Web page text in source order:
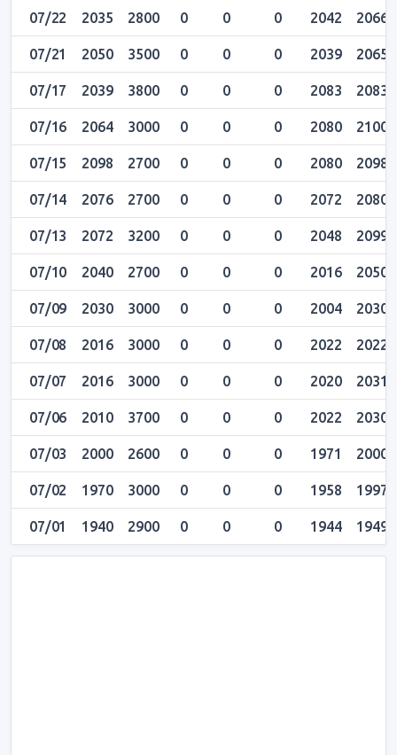
07/22 2035 2800 0 0 0 2042 2066
07/21 2050 3500 0 0 0 2039 2065
07/17 2039 3800 0 0 0 2083 2083
07/16 2064 3000 0 0 0 2080 2100
07/15 2098 2700 0 0 0 2080 2098
07/14 2076 2700 0 0 0 2072 2080
07/13 2072 3200 0 0 0 2048 2099
07/10 2040 2700 0 0 0 2016 2050
07/09 2030 3000 0 0 0 2004 2030
07/08 2016 3000 0 0 0 2022 2022
07/07 2016 3000 0 0 0 2020 2031
07/06 2010 3700 0 0 0 2022 2030
07/03 2000 2600 0 0 0 1971 2000
07/02 1970 3000 0 0 0 1958 1997
07/01 1940 2900 0 0 0 1944 1949